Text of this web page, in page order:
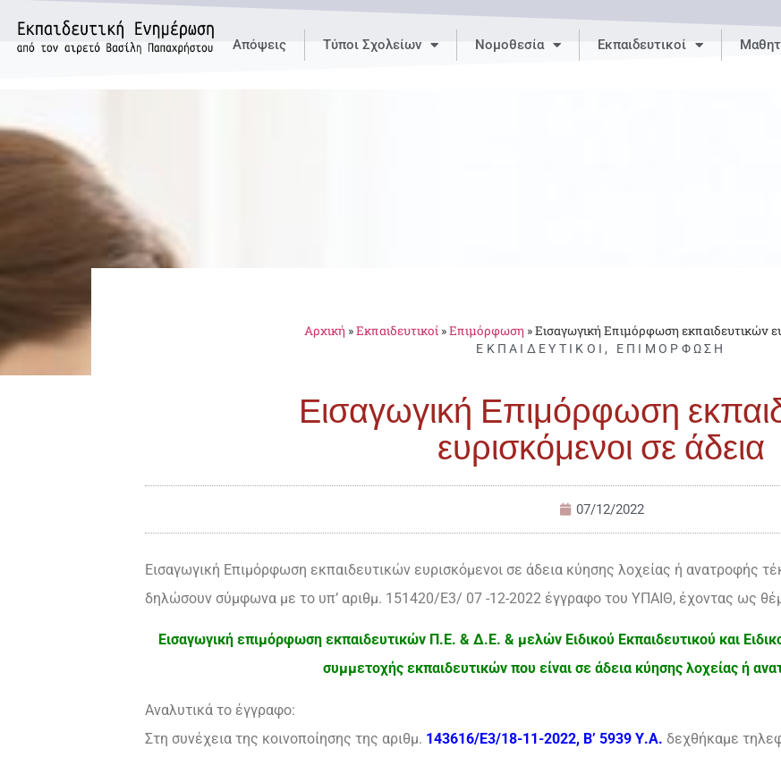
Απόψεις Τύποι Σχολείων Νομοθεσία Εκπαιδευτικοί
Αρχική »Εκπαιδευτικοί»Επιμόρφωση »Εισαγωγική Επιμόρφωση εκπαιδευτικών
ΕΚΠΑΙΔΕΥΤΙΚΟΊ , ΕΠΙΜΌΡΦΩΣΗ
Εισαγωγική Επιμόρφωση
ευρισκόμενοι σε άδεια
07/12/2022
Εισαγωγική Επιμόρφωση εκπαιδευτικών ευρισκόμενοι σε άδεια κύησης λοχείας ή ανατροφής
δηλώσουν σύμφωνα με το υπ’ αριθμ. 151420/Ε3/ 07 -12-2022 έγγραφο του ΥΠΑΙΘ, έχοντας ως
Εισαγωγική επιμόρφωση εκπαιδευτικών Π.Ε. & Δ.Ε. & μελών Ειδικού Εκπαιδευτικού και
συμμετοχής εκπαιδευτικών που είναι σε άδεια κύησης λοχείας ή
Αναλυτικά το έγγραφο:
Στη συνέχεια της κοινοποίησης της αριθμ. 143616/Ε3/18-11-2022, Β’ 5939 Υ.Α. δεχθήκαμε